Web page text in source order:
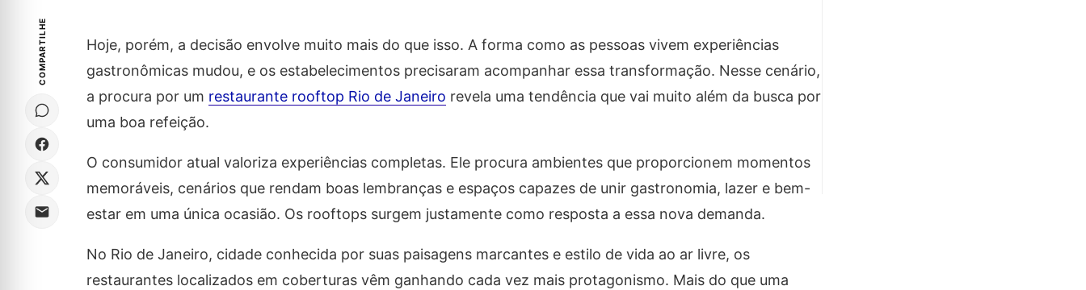
COMPARTILHE
Hoje, porém, a decisão envolve muito mais do que isso. A forma como as pessoas vivem experiências
gastronômicas mudou, e os estabelecimentos precisaram acompanhar essa transformação. Nesse cenário,
a procura por um restaurante rooftop Rio de Janeiro revela uma tendência que vai muito além da busca por
uma boa refeição.
O consumidor atual valoriza experiências completas. Ele procura ambientes que proporcionem momentos
memoráveis, cenários que rendam boas lembranças e espaços capazes de unir gastronomia, lazer e bem-
estar em uma única ocasião. Os rooftops surgem justamente como resposta a essa nova demanda.
No Rio de Janeiro, cidade conhecida por suas paisagens marcantes e estilo de vida ao ar livre, os
restaurantes localizados em coberturas vêm ganhando cada vez mais protagonismo. Mais do que uma